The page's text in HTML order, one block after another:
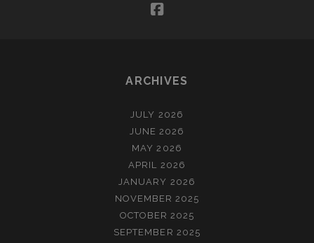
facebook
ARCHIVES
JULY 2026
JUNE 2026
MAY 2026
APRIL 2026
JANUARY 2026
NOVEMBER 2025
OCTOBER 2025
SEPTEMBER 2025